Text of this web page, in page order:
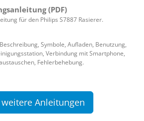
(PDF)
für den Philips S7887 Rasierer.
Symbole, Aufladen, Benutzung,
Verbindung mit Smartphone,
Fehlerbehebung.
Anleitungen